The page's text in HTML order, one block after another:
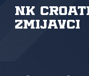
NK
Zmijavci